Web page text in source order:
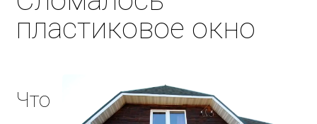
пластиковое окно
Что